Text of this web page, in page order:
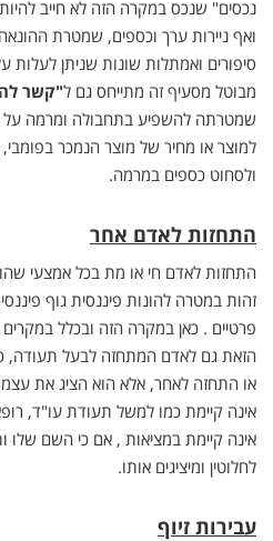
נכסים" שנכס במקרה הזה לא חייב
ואף ניירות ערך וכספים, שמטרת
סיפורים ואמתלות שונות שניתן
מבוטל מסעיף זה מתייחס גם ל"קשר
שמטרתה להשפיע בתחבולה ומרמה על
למוצר או מחיר של מוצר הנמכר
ולסחוט כספים במרמה.
התחזות לאדם אחר
התחזות לאדם חי או מת בכל אמצעי
זהות במטרה להונות פיננסית גוף
פרטיים . כאן במקרה הזה ובכלל במקרים
הזאת גם לאדם המתחזה לבעל תעודה,
או התחזה לאחר, אלא הוא הציג את
אינה קיימת כמו למשל תעודת עו"ד,
אינה קיימת במציאות , אם כי השם שלו
לחלוטין ומיציגים אותו.
עבירות זיוף